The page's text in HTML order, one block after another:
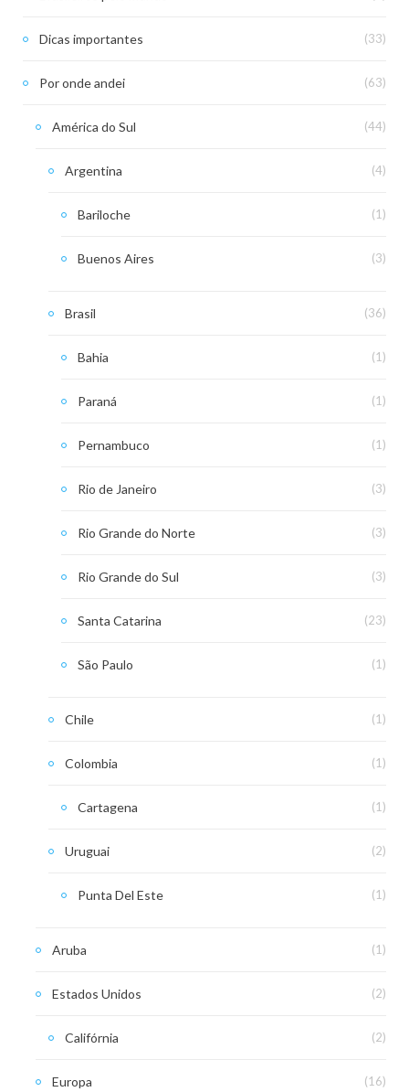
Dicas importantes (33)
Por onde andei (63)
América do Sul (44)
Argentina (4)
Bariloche (1)
Buenos Aires (3)
Brasil (36)
Bahia (1)
Paraná (1)
Pernambuco (1)
Rio de Janeiro (3)
Rio Grande do Norte (3)
Rio Grande do Sul (3)
Santa Catarina (23)
São Paulo (1)
Chile (1)
Colombia (1)
Cartagena (1)
Uruguai (2)
Punta Del Este (1)
Aruba (1)
Estados Unidos (2)
Califórnia (2)
Europa (16)